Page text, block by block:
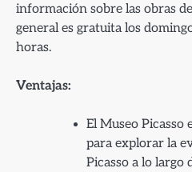
información sobre las obras
general es gratuita los
horas.
Ventajas:
El Museo Picasso
para explorar la
Picasso a lo largo